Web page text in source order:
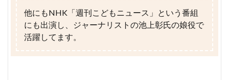
他にもNHK「週刊こどもニュース」という番組
にも出演し、ジャーナリストの池上彰氏の娘役で
活躍してます。